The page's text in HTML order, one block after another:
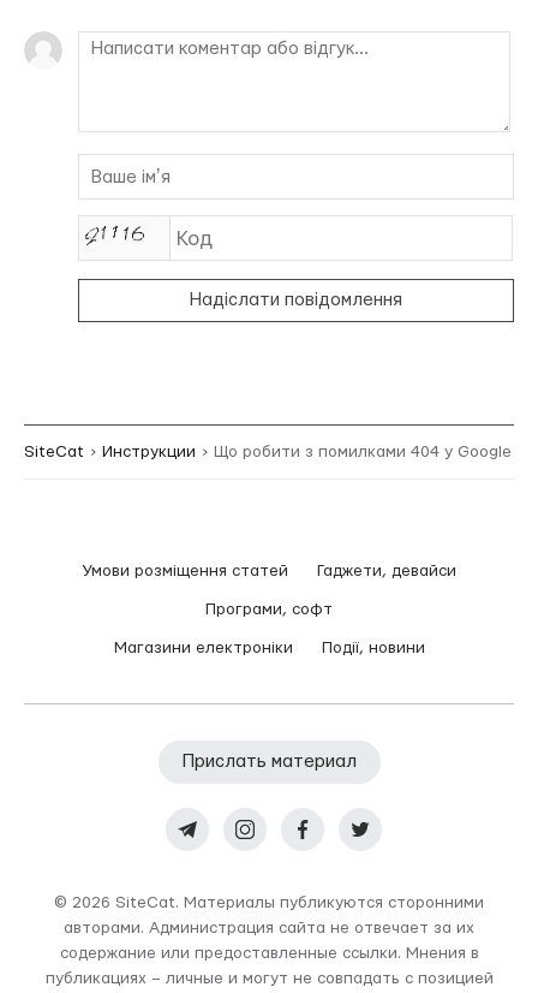
Надіслати повідомлення
SiteCat Инструкции Що робити з помилками 404 у Google
Умови розміщення статей Гаджети, девайси
Програми, софт
Магазини електроніки Події, новини
Прислать материал
© 2026 SiteCat. Материалы публикуются сторонними
авторами. Администрация сайта не отвечает за их
содержание или предоставленные ссылки. Мнения в
публикациях – личные и могут не совпадать с позицией